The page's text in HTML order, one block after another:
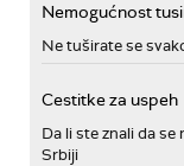
Nemogućnost
Ne tuširate se
Cestitke za uspeh
Da li ste znali da
Srbiji